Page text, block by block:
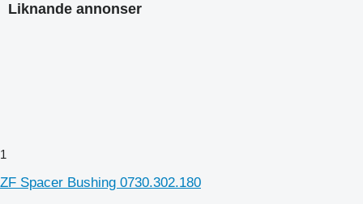
Liknande annonser
1
ZF Spacer Bushing 0730.302.180